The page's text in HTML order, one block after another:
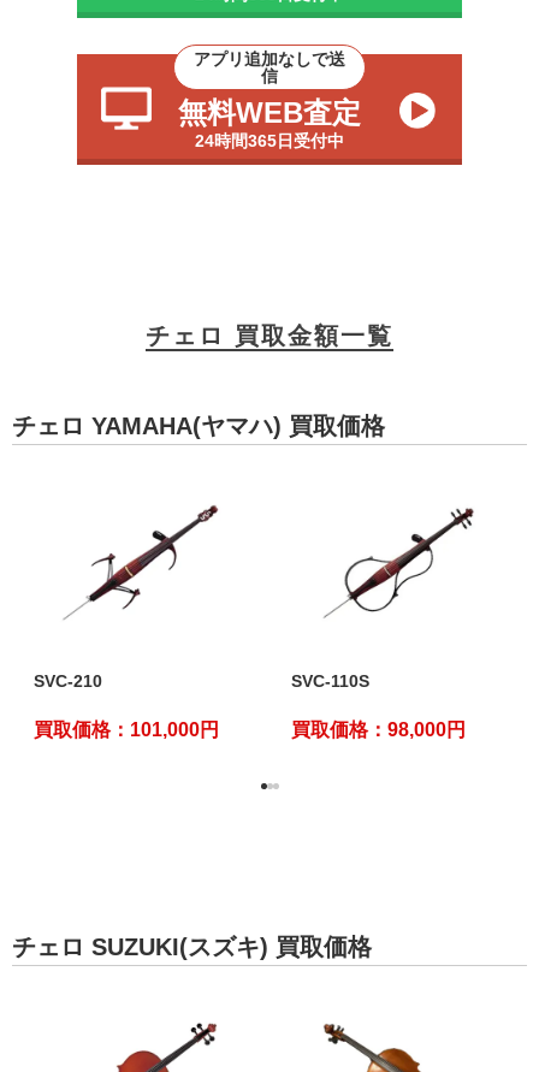
アプリ追加なしで送
信
無料WEB査定
24時間365日受付中
チェロ 買取金額一覧
チェロ YAMAHA(ヤマハ) 買取価格
SVC-210
買取価格：101,000円
SVC-110S
買取価格：98,000円
チェロ SUZUKI(スズキ) 買取価格